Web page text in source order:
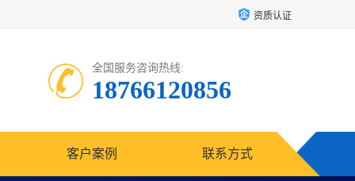
资质认证
全国服务咨询热线:
18766120856
客户案例 联系方式